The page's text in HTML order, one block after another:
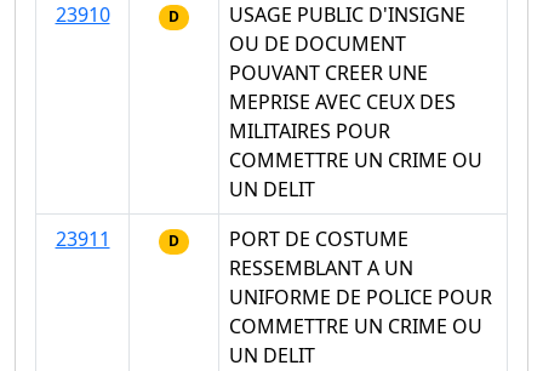
23910
D
USAGE PUBLIC D'INSIGNE
OU DE DOCUMENT
POUVANT CREER UNE
MEPRISE AVEC CEUX DES
MILITAIRES POUR
COMMETTRE UN CRIME OU
UN DELIT
23911
D
PORT DE COSTUME
RESSEMBLANT A UN
UNIFORME DE POLICE POUR
COMMETTRE UN CRIME OU
UN DELIT